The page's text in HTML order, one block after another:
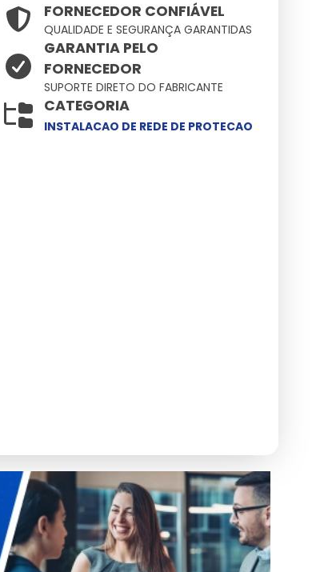
FORNECEDOR CONFIÁVEL
QUALIDADE E SEGURANÇA GARANTIDAS
GARANTIA PELO
FORNECEDOR
SUPORTE DIRETO DO FABRICANTE
CATEGORIA
INSTALACAO DE REDE DE PROTECAO